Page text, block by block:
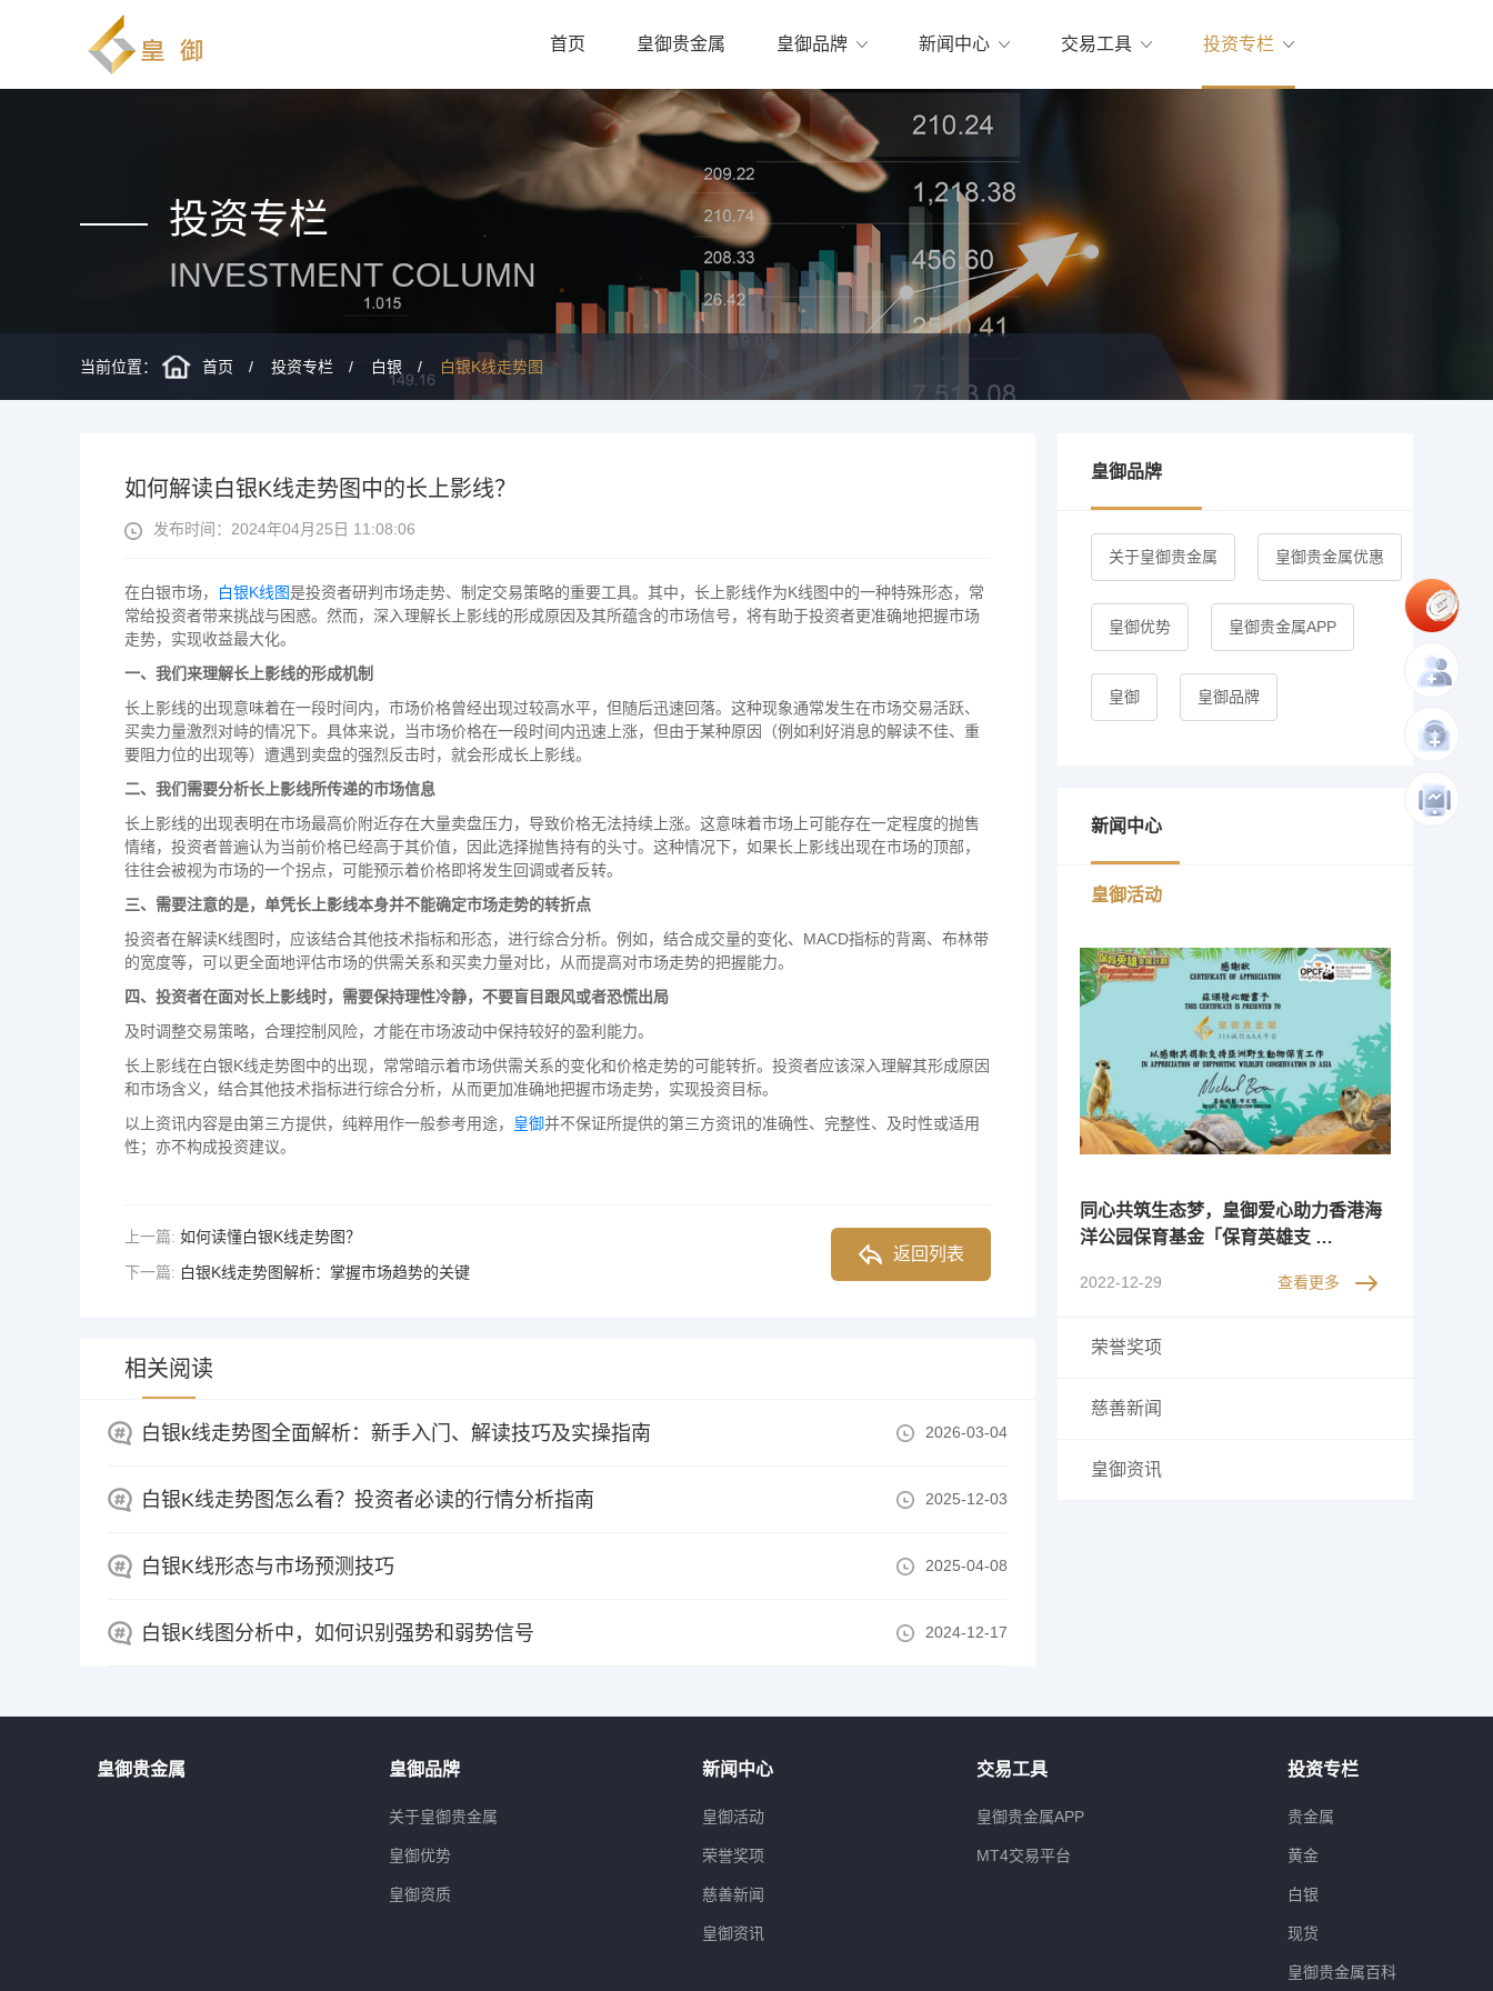
首页 皇御贵金属 皇御品牌 新闻中心 交易工具 投资专栏
投资专栏
INVESTMENT COLUMN
当前位置： 首页 投资专栏 白银 白银K线走势图
如何解读白银K线走势图中的长上影线？
发布时间：2024年04月25日 11:08:06
在白银市场， 白银K线图是投资者研判市场走势、制定交易策略的重要工具。其中，长上影线作为K线图中的一种特殊形态，常
常给投资者带来挑战与困惑。然而，深入理解长上影线的形成原因及其所蕴含的市场信号，将有助于投资者更准确地把握市场
走势，实现收益最大化。
一、我们来理解长上影线的形成机制
长上影线的出现意味着在一段时间内，市场价格曾经出现过较高水平，但随后迅速回落。这种现象通常发生在市场交易活跃、
买卖力量激烈对峙的情况下。具体来说，当市场价格在一段时间内迅速上涨，但由于某种原因（例如利好消息的解读不佳、重
要阻力位的出现等）遭遇到卖盘的强烈反击时，就会形成长上影线。
二、我们需要分析长上影线所传递的市场信息
长上影线的出现表明在市场最高价附近存在大量卖盘压力，导致价格无法持续上涨。这意味着市场上可能存在一定程度的抛售
情绪，投资者普遍认为当前价格已经高于其价值，因此选择抛售持有的头寸。这种情况下，如果长上影线出现在市场的顶部，
往往会被视为市场的一个拐点，可能预示着价格即将发生回调或者反转。
三、需要注意的是，单凭长上影线本身并不能确定市场走势的转折点
投资者在解读K线图时，应该结合其他技术指标和形态，进行综合分析。例如，结合成交量的变化、MACD指标的背离、布林带
的宽度等，可以更全面地评估市场的供需关系和买卖力量对比，从而提高对市场走势的把握能力。
四、投资者在面对长上影线时，需要保持理性冷静，不要盲目跟风或者恐慌出局
及时调整交易策略，合理控制风险，才能在市场波动中保持较好的盈利能力。
长上影线在白银K线走势图中的出现，常常暗示着市场供需关系的变化和价格走势的可能转折。投资者应该深入理解其形成原因
和市场含义，结合其他技术指标进行综合分析，从而更加准确地把握市场走势，实现投资目标。
以上资讯内容是由第三方提供，纯粹用作一般参考用途， 皇御并不保证所提供的第三方资讯的准确性、完整性、及时性或适用
性；亦不构成投资建议。
上一篇: 如何读懂白银K线走势图？
下一篇: 白银K线走势图解析：掌握市场趋势的关键
返回列表
相关阅读
白银k线走势图全面解析：新手入门、解读技巧及实操指南 2026-03-04
白银K线走势图怎么看？投资者必读的行情分析指南 2025-12-03
白银K线形态与市场预测技巧 2025-04-08
白银K线图分析中，如何识别强势和弱势信号 2024-12-17
皇御品牌
关于皇御贵金属 皇御贵金属优惠
皇御优势 皇御贵金属APP
皇御 皇御品牌
新闻中心
皇御活动
同心共筑生态梦，皇御爱心助力香港海
洋公园保育基金「保育英雄支 …
2022-12-29 查看更多
荣誉奖项
慈善新闻
皇御资讯
皇御贵金属 皇御品牌
关于皇御贵金属
皇御优势
皇御资质
新闻中心
皇御活动
荣誉奖项
慈善新闻
皇御资讯
交易工具
皇御贵金属APP
MT4交易平台
投资专栏
贵金属
黄金
白银
现货
皇御贵金属百科